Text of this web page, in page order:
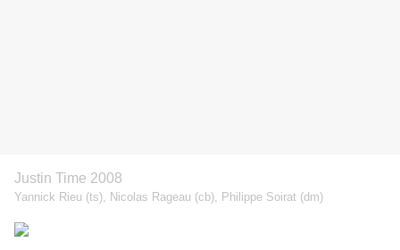
Justin Time 2008
Yannick Rieu (ts), Nicolas Rageau (cb), Philippe Soirat (dm)